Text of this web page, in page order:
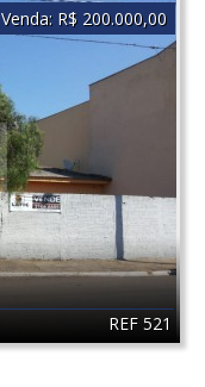
REF 521
Venda: R$ 200.000,00